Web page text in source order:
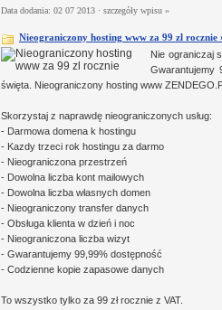
Data dodania: 02 07 2013 · szczegóły wpisu »
Nieograniczony hosting www za 99 zl rocznie
Nie ograniczaj
Gwarantujemy
święta. Nieograniczony hosting www
Skorzystaj z naprawdę nieograniczonych usług:
- Darmowa domena k hostingu
- Kazdy trzeci rok hostingu za darmo
- Nieograniczona przestrzeń
- Dowolna liczba kont mailowych
- Dowolna liczba własnych domen
- Nieograniczony transfer danych
- Obsługa klienta w dzień i noc
- Nieograniczona liczba wizyt
- Gwarantujemy 99,99% dostępność
- Codzienne kopie zapasowe danych
To wszystko tylko za 99 zł rocznie z VAT.